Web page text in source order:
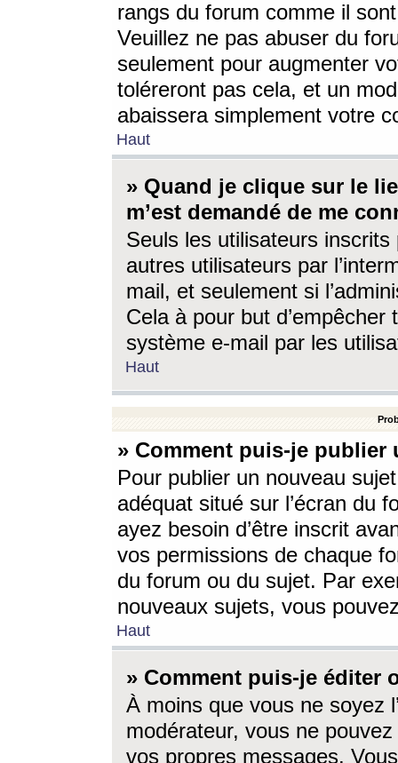
rangs du forum comme il
Veuillez ne pas abuser du
seulement pour augmenter
toléreront pas cela, et un
abaissera simplement votre
Haut
» Quand je clique sur le
m’est demandé de me
Seuls les utilisateurs
autres utilisateurs par
mail, et seulement si
Cela à pour but
système e-mail par les
Haut
» Comment puis-je
Pour publier un nouveau
adéquat situé sur l’écran du
ayez besoin d’être inscrit
vos permissions de chaque
du forum ou du sujet. Par
nouveaux sujets, vous
Haut
» Comment puis-je éditer
À moins que vous ne soyez
modérateur, vous ne
vos propres messages.